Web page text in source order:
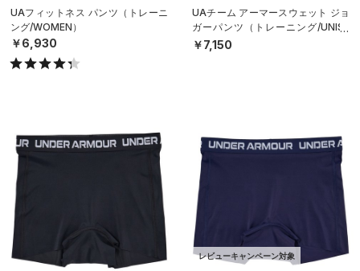
UAフィットネス パンツ（トレーニ
ング/WOMEN）
￥6,930
UAチーム アーマースウェット ジョ
ガーパンツ（トレーニング/UNISE
X）
￥7,150
レビューキャンペーン対象